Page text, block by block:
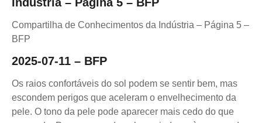
Compartilha de Conhecimentos da Indústria – Página 5 –
BFP
2025-07-11 – BFP
Os raios confortáveis do sol podem se sentir bem, mas
escondem perigos que aceleram o envelhecimento da
pele. O tono da pele pode aparecer mais cedo do que